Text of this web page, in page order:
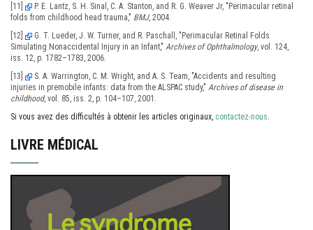
[11]
P. E. Lantz, S. H. Sinal, C. A. Stanton, and R. G. Weaver Jr, "Perimacular retinal
folds from childhood head trauma," BMJ, 2004.
[12]
G. T. Lueder, J. W. Turner, and R. Paschall, "Perimacular Retinal Folds
Simulating Nonaccidental Injury in an Infant," Archives of Ophthalmology, vol. 124,
iss. 12, p. 1782–1783, 2006.
[13]
S. A. Warrington, C. M. Wright, and A. S. Team, "Accidents and resulting
injuries in premobile infants: data from the ALSPAC study," Archives of disease in
childhood, vol. 85, iss. 2, p. 104–107, 2001.
Si vous avez des difficultés à obtenir les articles originaux, contactez-nous.
LIVRE MÉDICAL